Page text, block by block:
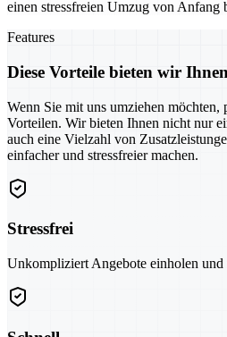
einen stressfreien Umzug von Anfang
Features
Diese Vorteile bieten wir Ihnen
Wenn Sie mit uns umziehen
Vorteilen. Wir bieten Ihnen nicht nur
auch eine Vielzahl von
einfacher und stressfreier machen.
Stressfrei
Unkompliziert Angebote einholen und